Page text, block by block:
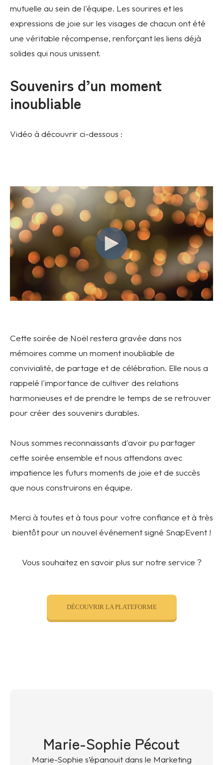
mutuelle au sein de l'équipe. Les sourires et les
expressions de joie sur les visages de chacun ont été
une véritable récompense, renforçant les liens déjà
solides qui nous unissent.
Souvenirs d’un moment
inoubliable
Vidéo à découvrir ci-dessous :
Cette soirée de Noël restera gravée dans nos
mémoires comme un moment inoubliable de
convivialité, de partage et de célébration. Elle nous a
rappelé l'importance de cultiver des relations
harmonieuses et de prendre le temps de se retrouver
pour créer des souvenirs durables.
Nous sommes reconnaissants d'avoir pu partager
cette soirée ensemble et nous attendons avec
impatience les futurs moments de joie et de succès
que nous construirons en équipe.
Merci à toutes et à tous pour votre confiance et à très
bientôt pour un nouvel événement signé SnapEvent !
Vous souhaitez en savoir plus sur notre service ?
DÉCOUVRIR LA PLATEFORME
Marie-Sophie Pécout
Marie-Sophie s’épanouit dans le Marketing